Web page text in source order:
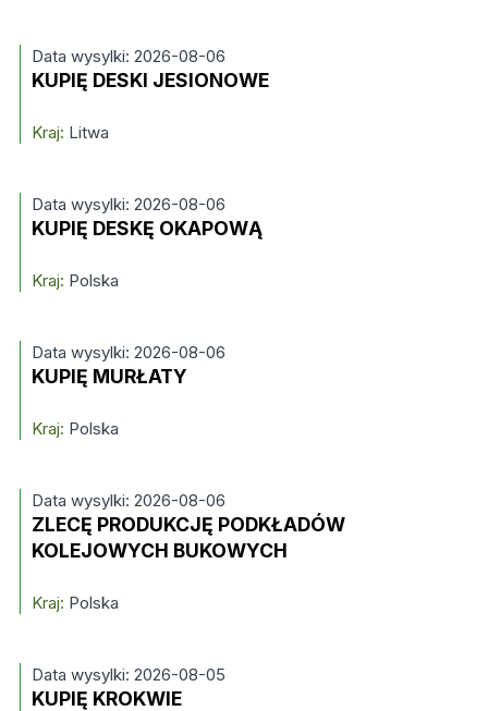
Data wysylki: 2026-08-06
KUPIĘ DESKI JESIONOWE
Kraj: Litwa
Data wysylki: 2026-08-06
KUPIĘ DESKĘ OKAPOWĄ
Kraj: Polska
Data wysylki: 2026-08-06
KUPIĘ MURŁATY
Kraj: Polska
Data wysylki: 2026-08-06
ZLECĘ PRODUKCJĘ PODKŁADÓW
KOLEJOWYCH BUKOWYCH
Kraj: Polska
Data wysylki: 2026-08-05
KUPIĘ KROKWIE